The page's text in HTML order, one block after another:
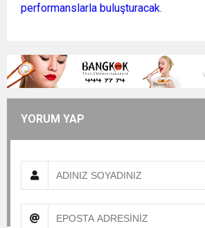
performanslarla buluşturacak.
YORUM YAP